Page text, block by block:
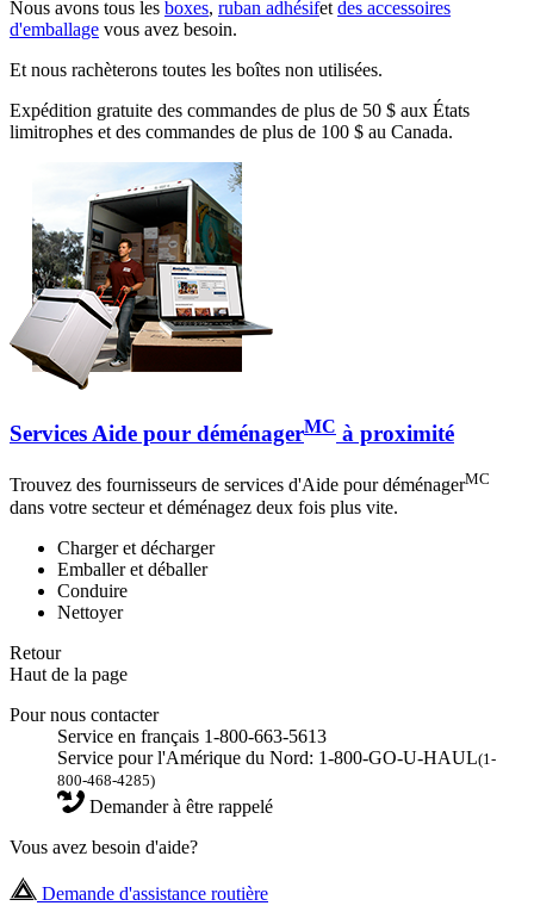
Nous avons tous les boxes, ruban adhésifet des accessoires
d'emballage vous avez besoin.
Et nous rachèterons toutes les boîtes non utilisées.
Expédition gratuite des commandes de plus de 50 $ aux États
limitrophes et des commandes de plus de 100 $ au Canada.
Services Aide pour déménagerMC à proximité
Trouvez des fournisseurs de services d'Aide pour déménagerMC
dans votre secteur et déménagez deux fois plus vite.
Charger et décharger
Emballer et déballer
Conduire
Nettoyer
Retour
Haut de la page
Pour nous contacter
Service en français 1-800-663-5613
Service pour l'Amérique du Nord: 1-800-GO-U-HAUL(1-
800-468-4285)
Demander à être rappelé
Vous avez besoin d'aide?
Demande d'assistance routière